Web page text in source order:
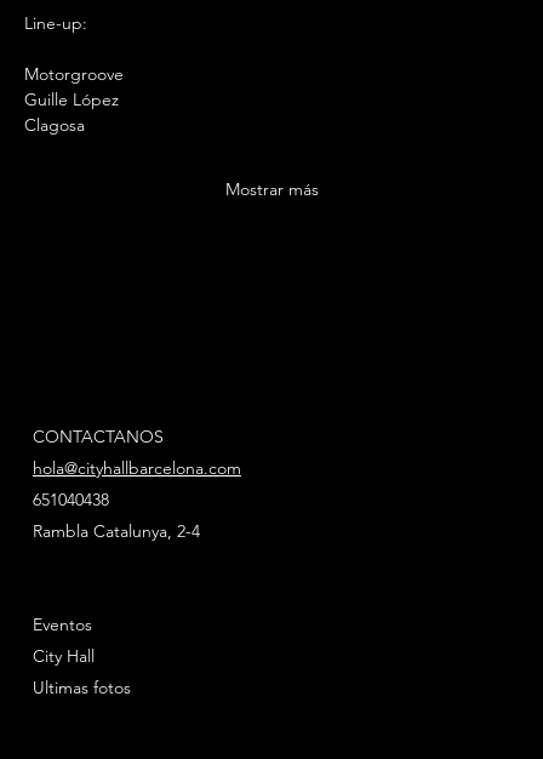
Line-up:
Motorgroove
Guille López
Clagosa
Mostrar más
Eventos
City Hall
Ultimas fotos
CONTACTANOS
hola@cityhallbarcelona.com
651040438
Rambla Catalunya, 2-4